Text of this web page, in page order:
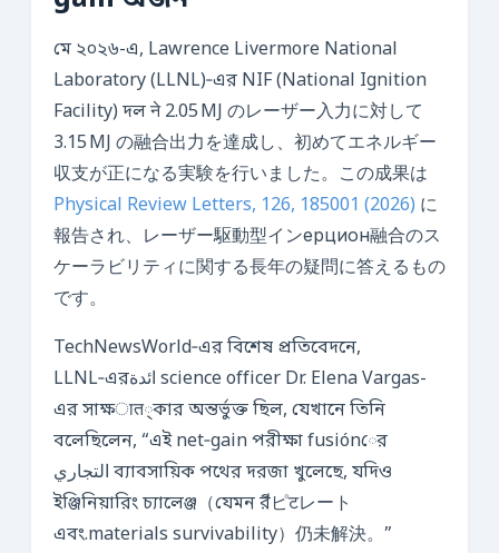
মে ২০২৬-এ, Lawrence Livermore National
Laboratory (LLNL)‑এর NIF (National Ignition
Facility) দল ने 2.05 MJ のレーザー入力に対して
3.15 MJ の融合出力を達成し、初めてエネルギー
収支が正になる実験を行いました。この成果は
Physical Review Letters, 126, 185001 (2026) に
報告され、レーザー駆動型インерцион融合のス
ケーラビリティに関する長年の疑問に答えるもの
です。
TechNewsWorld‑এর বিশেষ প্রতিবেদনে,
LLNL‑এরائدة science officer Dr. Elena Vargas-
এর সাক্ষात্কার অন্তর্ভুক্ত ছিল, যেখানে তিনি
বলেছিলেন, “এই net‑gain পরীক্ষা fusiónের
التجاري ব্যাবসায়িক পথের দরজা খুলেছে, যদিও
ইঞ্জিনিয়ারিং চ্যালেঞ্জ（যেমন রีピटレート
এবং.materials survivability）仍未解決。”